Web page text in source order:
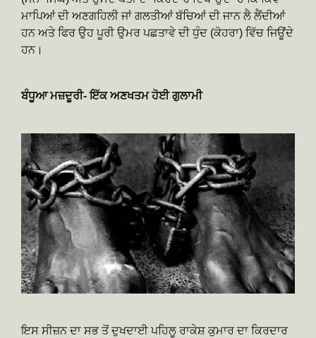
ਮਾਪਿਆਂ ਦੀ ਅਣਗਹਿਲੀ ਜਾਂ ਗਲਤੀਆਂ ਬੱਚਿਆਂ ਦੀ ਜਾਨ ਲੈ ਲੈਂਦੀਆਂ
ਹਨ ਅਤੇ ਫਿਰ ਉਹ ਪੂਰੀ ਉਮਰ ਪਛਤਾਵੇ ਦੀ ਧੁੰਦ (ਕੋਹਰਾ) ਵਿੱਚ ਜਿਊਂਦੇ
ਹਨ।
ਬੰਧੂਆ ਮਜ਼ਦੂਰੀ- ਇੱਕ ਅਣਖਤਮ ਹੋਈ ਗੁਲਾਮੀ
ਇਸ ਸੀਜ਼ਨ ਦਾ ਸਭ ਤੋਂ ਦੁਖਦਾਈ ਪਹਿਲੂ ਰਾਕੇਸ਼ ਕੁਮਾਰ ਦਾ ਕਿਰਦਾਰ